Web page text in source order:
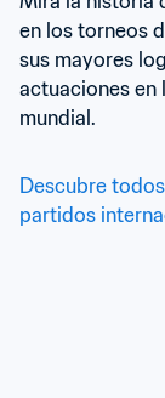
en los torneos
sus mayores
actuaciones en
mundial.
Descubre
partidos